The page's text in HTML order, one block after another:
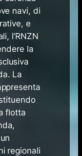
navi, di
e
l’RNZN
la
La
flotta
regionali